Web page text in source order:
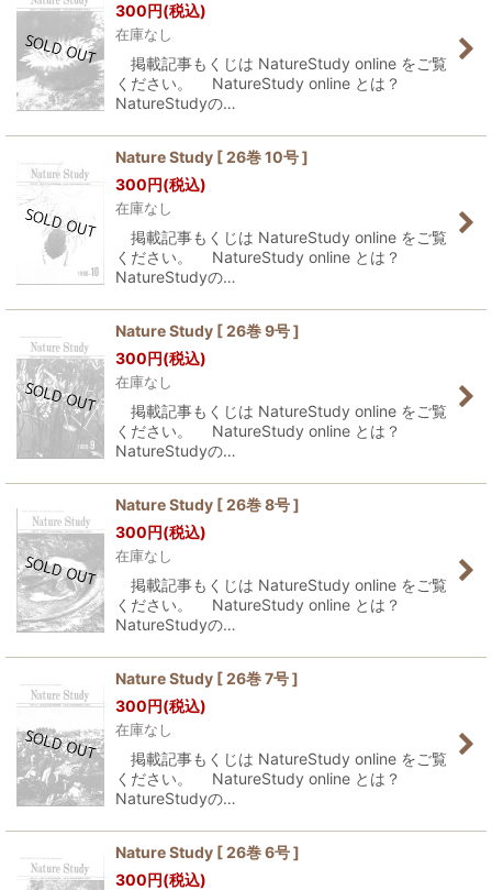
300円(税込)
在庫なし
掲載記事もくじは NatureStudy online をご覧
ください。 NatureStudy online とは？
NatureStudyの…
Nature Study [ 26巻 10号 ]
300円(税込)
在庫なし
掲載記事もくじは NatureStudy online をご覧
ください。 NatureStudy online とは？
NatureStudyの…
Nature Study [ 26巻 9号 ]
300円(税込)
在庫なし
掲載記事もくじは NatureStudy online をご覧
ください。 NatureStudy online とは？
NatureStudyの…
Nature Study [ 26巻 8号 ]
300円(税込)
在庫なし
掲載記事もくじは NatureStudy online をご覧
ください。 NatureStudy online とは？
NatureStudyの…
Nature Study [ 26巻 7号 ]
300円(税込)
在庫なし
掲載記事もくじは NatureStudy online をご覧
ください。 NatureStudy online とは？
NatureStudyの…
Nature Study [ 26巻 6号 ]
300円(税込)